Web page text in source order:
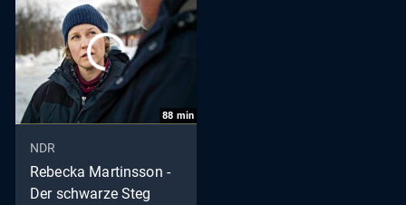
88 min
NDR
Rebecka Martinsson -
Der schwarze Steg